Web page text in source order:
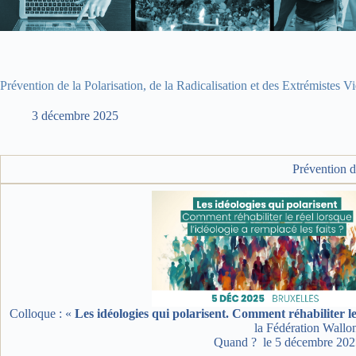
Prévention de la Polarisation, de la Radicalisation et des Extrémistes
3 décembre 2025
Prévention
Colloque : « Les idéologies qui polarisent. Comment réhabiliter
la Fédération
Quand ? le 5 décembre